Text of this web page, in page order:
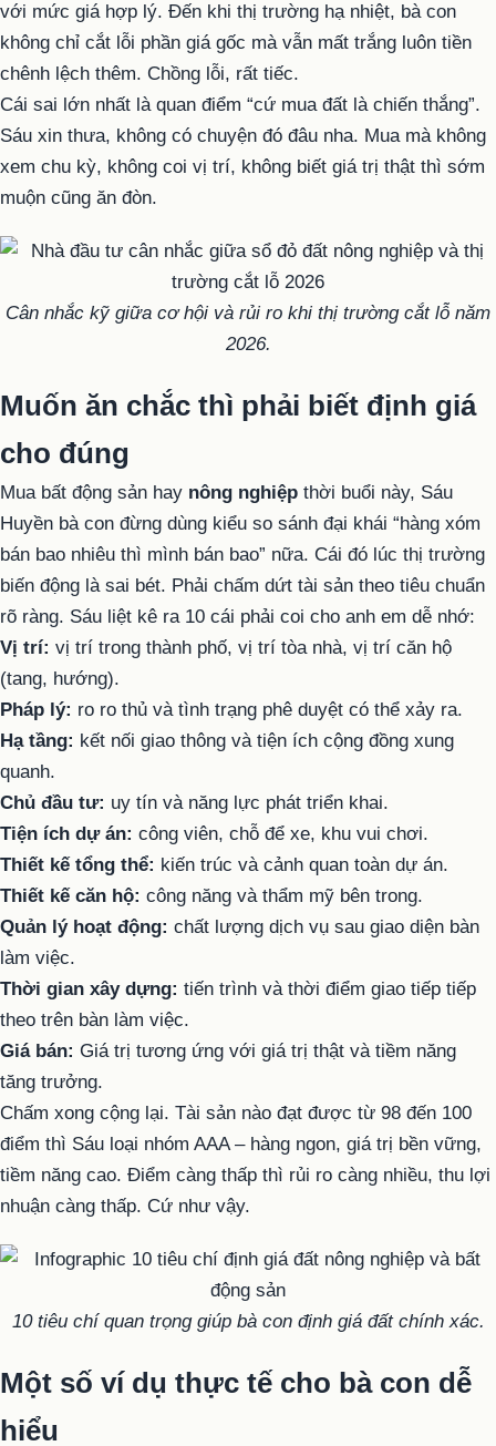
với mức giá hợp lý. Đến khi thị trường hạ nhiệt, bà con
không chỉ cắt lỗi phần giá gốc mà vẫn mất trắng luôn tiền
chênh lệch thêm. Chồng lỗi, rất tiếc.
Cái sai lớn nhất là quan điểm “cứ mua đất là chiến thắng”.
Sáu xin thưa, không có chuyện đó đâu nha. Mua mà không
xem chu kỳ, không coi vị trí, không biết giá trị thật thì sớm
muộn cũng ăn đòn.
Cân nhắc kỹ giữa cơ hội và rủi ro khi thị trường cắt lỗ năm
2026.
Muốn ăn chắc thì phải biết định giá
cho đúng
Mua bất động sản hay nông nghiệp thời buổi này, Sáu
Huyền bà con đừng dùng kiểu so sánh đại khái “hàng xóm
bán bao nhiêu thì mình bán bao” nữa. Cái đó lúc thị trường
biến động là sai bét. Phải chấm dứt tài sản theo tiêu chuẩn
rõ ràng. Sáu liệt kê ra 10 cái phải coi cho anh em dễ nhớ:
Vị trí: vị trí trong thành phố, vị trí tòa nhà, vị trí căn hộ
(tang, hướng).
Pháp lý: ro ro thủ và tình trạng phê duyệt có thể xảy ra.
Hạ tầng: kết nối giao thông và tiện ích cộng đồng xung
quanh.
Chủ đầu tư: uy tín và năng lực phát triển khai.
Tiện ích dự án: công viên, chỗ để xe, khu vui chơi.
Thiết kế tổng thể: kiến ​​trúc và cảnh quan toàn dự án.
Thiết kế căn hộ: công năng và thẩm mỹ bên trong.
Quản lý hoạt động: chất lượng dịch vụ sau giao diện bàn
làm việc.
Thời gian xây dựng: tiến trình và thời điểm giao tiếp tiếp
theo trên bàn làm việc.
Giá bán: Giá trị tương ứng với giá trị thật và tiềm năng
tăng trưởng.
Chấm xong cộng lại. Tài sản nào đạt được từ 98 đến 100
điểm thì Sáu loại nhóm AAA – hàng ngon, giá trị bền vững,
tiềm năng cao. Điểm càng thấp thì rủi ro càng nhiều, thu lợi
nhuận càng thấp. Cứ như vậy.
10 tiêu chí quan trọng giúp bà con định giá đất chính xác.
Một số ví dụ thực tế cho bà con dễ
hiểu